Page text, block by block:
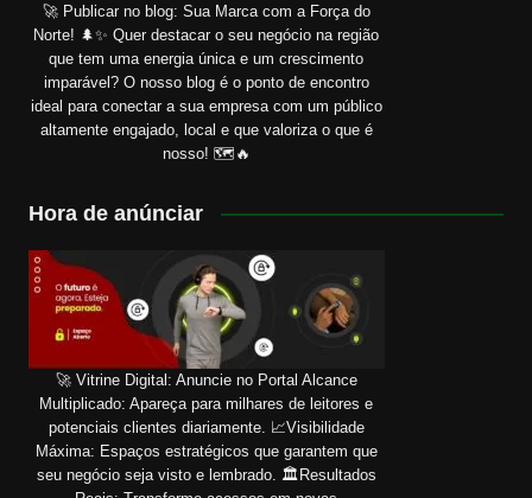
🚀 Publicar no blog: Sua Marca com a Força do
Norte! 🌲✨ Quer destacar o seu negócio na região
que tem uma energia única e um crescimento
imparável? O nosso blog é o ponto de encontro
ideal para conectar a sua empresa com um público
altamente engajado, local e que valoriza o que é
nosso! 🗺️🔥
Hora de anúnciar
🚀 Vitrine Digital: Anuncie no Portal Alcance
Multiplicado: Apareça para milhares de leitores e
potenciais clientes diariamente. 📈Visibilidade
Máxima: Espaços estratégicos que garantem que
seu negócio seja visto e lembrado. 🏛️Resultados